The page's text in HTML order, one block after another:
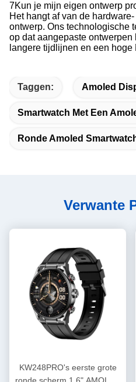
7Kun je mijn eigen ontwerp
Het hangt af van de
ontwerp. Ons technologische
op dat aangepaste
langere tijdlijnen en een hoge
Taggen: Amoled
Smartwatch Met Een
Ronde Amoled
Verwante
KW248PRO's eerste grote